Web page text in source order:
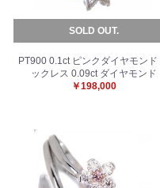
SOLD OUT.
PT900 0.1ct ピンクダイヤモンド
ックレス 0.09ct ダイヤモンド
￥198,000